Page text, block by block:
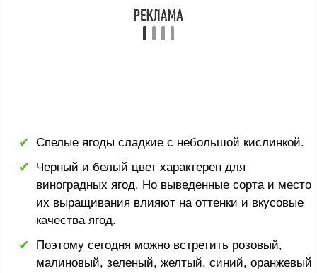
Спелые ягоды сладкие с небольшой кислинкой.
Черный и белый цвет характерен для
виноградных ягод. Но выведенные сорта и место
их выращивания влияют на оттенки и вкусовые
качества ягод.
Поэтому сегодня можно встретить розовый,
малиновый, зеленый, желтый, синий, оранжевый